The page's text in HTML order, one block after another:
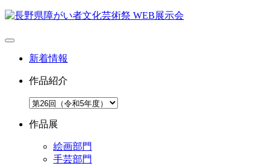
新着情報
作品紹介
作品展
絵画部門
手芸部門